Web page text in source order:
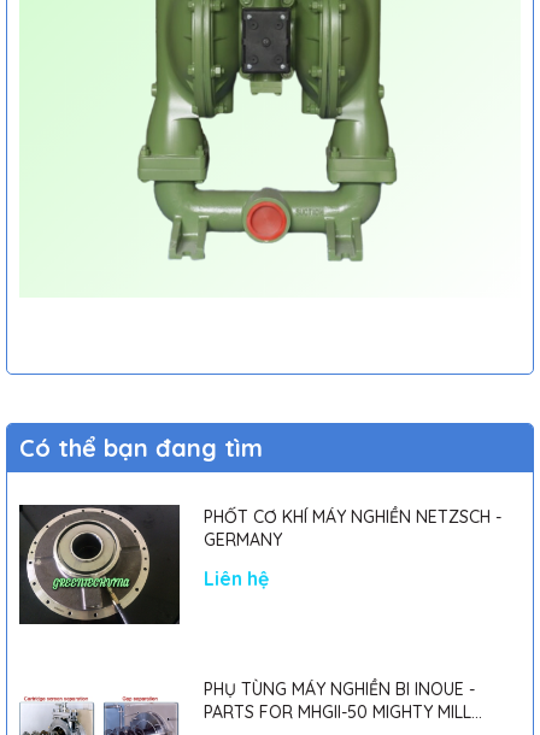
Có thể bạn đang tìm
PHỐT CƠ KHÍ MÁY NGHIỀN NETZSCH -
GERMANY
Liên hệ
PHỤ TÙNG MÁY NGHIỀN BI INOUE -
PARTS FOR MHGII-50 MIGHTY MILL